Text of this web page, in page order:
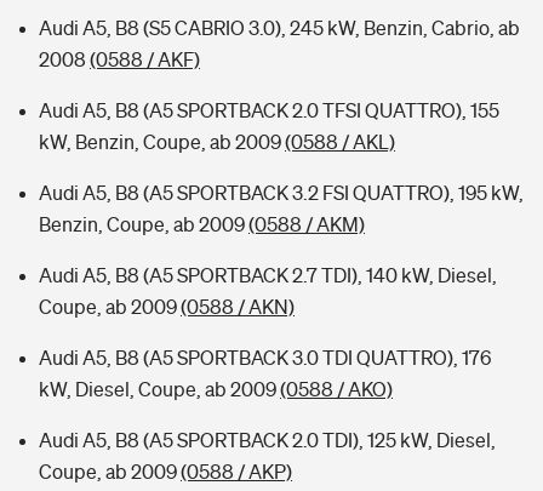
Audi A5, B8 (S5 CABRIO 3.0), 245 kW, Benzin, Cabrio, ab
2008 (0588 / AKF)
Audi A5, B8 (A5 SPORTBACK 2.0 TFSI QUATTRO), 155
kW, Benzin, Coupe, ab 2009(0588 / AKL)
Audi A5, B8 (A5 SPORTBACK 3.2 FSI QUATTRO), 195 kW,
Benzin, Coupe, ab 2009(0588 / AKM)
Audi A5, B8 (A5 SPORTBACK 2.7 TDI), 140 kW, Diesel,
Coupe, ab 2009(0588 / AKN)
Audi A5, B8 (A5 SPORTBACK 3.0 TDI QUATTRO), 176
kW, Diesel, Coupe, ab 2009(0588 / AKO)
Audi A5, B8 (A5 SPORTBACK 2.0 TDI), 125 kW, Diesel,
Coupe, ab 2009(0588 / AKP)